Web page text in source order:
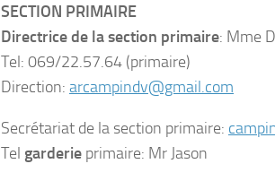
SECTION PRIMAIRE
Directrice de la section primaire: Mme
Tel: 069/22.57.64 (primaire)
Direction: arcampindv@gmail.com
Secrétariat de la section primaire:
Tel garderie primaire: Mr Jason